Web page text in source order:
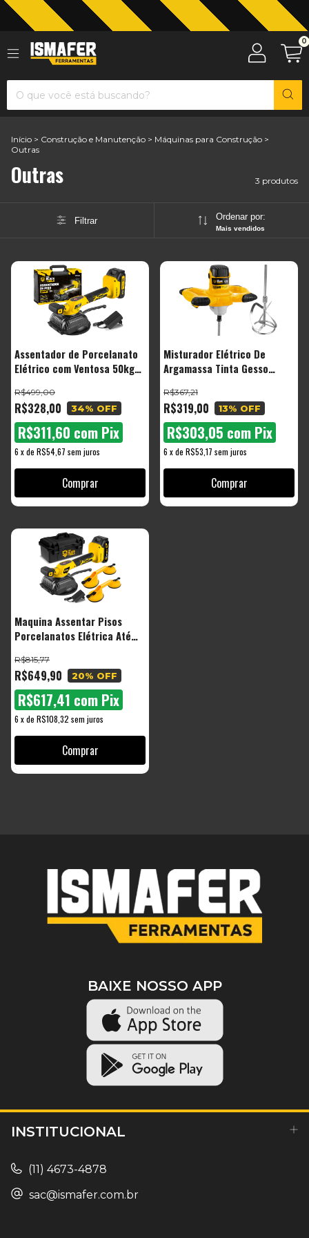
Jardinagem com The Black Tools
0
Início > Construção e Manutenção > Máquinas para Construção >
Outras
Outras 3 produtos
Filtrar Ordenar por:
Mais vendidos
Assentador de Porcelanato
Elétrico com Ventosa 50kg
R$328,00
R$499,00
34% OFF
6 xde R$54,67 sem juros
R$311,60 com Pix
Misturador Elétrico De
Argamassa Tinta Gesso
Black Tools
R$319,00
R$367,21
13% OFF
6 xde R$53,17 sem juros
R$303,05 com Pix
Comprar
Maquina Assentar Pisos
Porcelanatos Elétrica Até
Com 02 De Ventosas Duplas
The Black Tools
R$649,90
R$815,77
20% OFF
6 xde R$108,32 sem juros
R$617,41 com Pix
INSTITUCIONAL
(11) 4673-4878
sac@ismafer.com.br
BAIXE NOSSO APP